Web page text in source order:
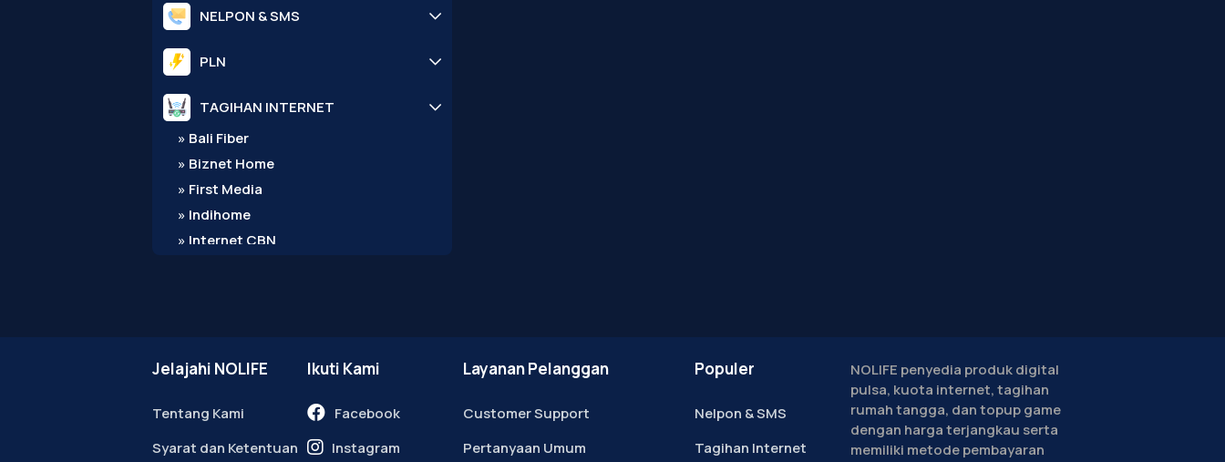
NELPON & SMS
PLN
TAGIHAN INTERNET
» Bali Fiber
» Biznet Home
» First Media
» Indihome
» Internet CBN
Jelajahi NOLIFE
Tentang Kami
Syarat dan Ketentuan
Ikuti Kami
Facebook
Instagram
Layanan Pelanggan
Customer Support
Pertanyaan Umum
Populer
Nelpon & SMS
Tagihan Internet
NOLIFE penyedia produk digital
pulsa, kuota internet, tagihan
rumah tangga, dan topup game
dengan harga terjangkau serta
memiliki metode pembayaran